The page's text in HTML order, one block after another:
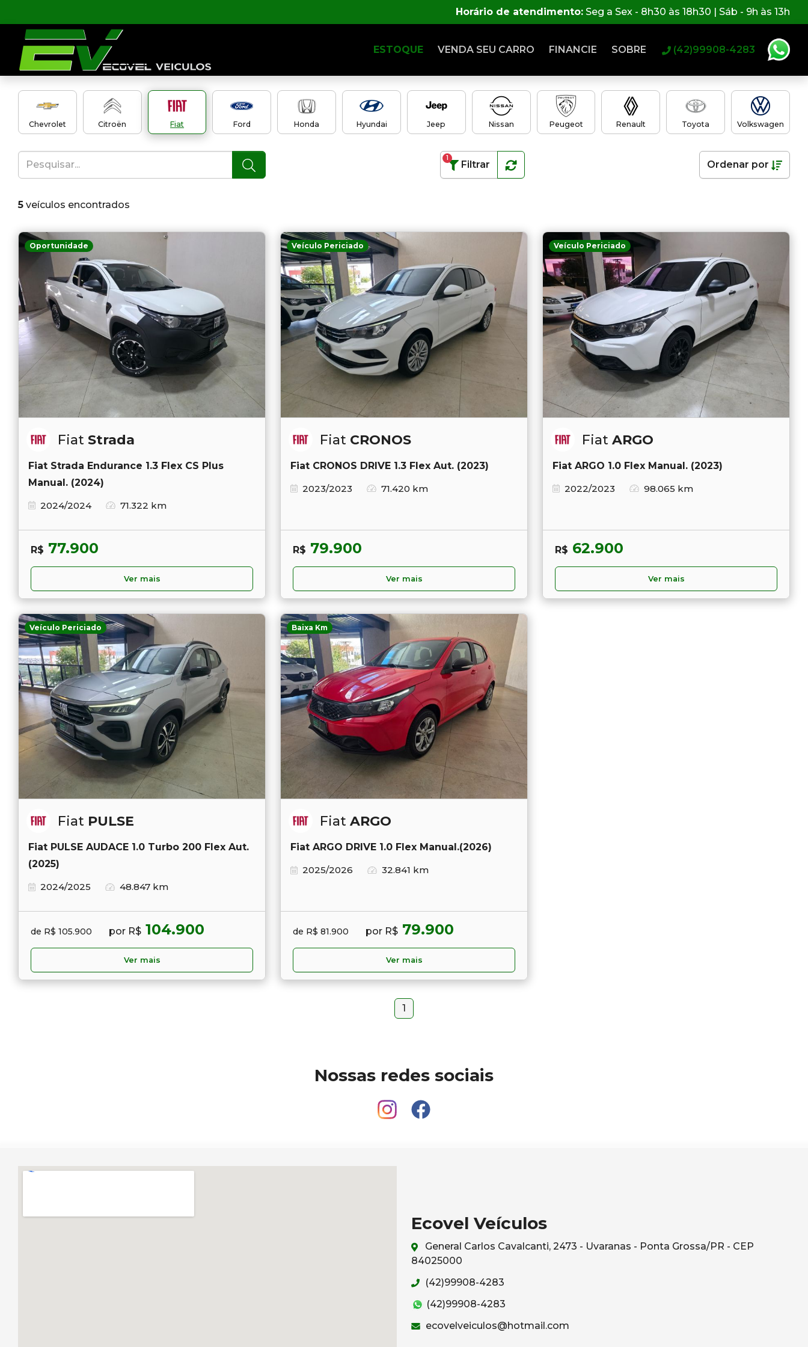
Horário de atendimento: Seg a Sex - 8h30 às 18h30 | Sáb - 9h às 13h
ESTOQUE VENDA SEU CARRO FINANCIE SOBRE (42)99908-4283
Chevrolet Citroën Fiat Ford Honda Hyundai Jeep Nissan Peugeot Renault Toyota Volkswagen
Filtrar
1
Ordenar por
5 veículos encontrados
Oportunidade
Fiat Strada
Fiat Strada Endurance 1.3 Flex CS Plus
Manual. (2024)
2024/2024
71.322 km
R$ 77.900
Ver mais
Veículo Periciado
Fiat CRONOS
Fiat CRONOS DRIVE 1.3 Flex Aut. (2023)
2023/2023
71.420 km
R$ 79.900
Ver mais
Veículo Periciado
Fiat ARGO
Fiat ARGO 1.0 Flex Manual. (2023)
2022/2023
98.065 km
R$ 62.900
Ver mais
Veículo Periciado
Fiat PULSE
Fiat PULSE AUDACE 1.0 Turbo 200 Flex Aut.
(2025)
2024/2025
48.847 km
de R$ 105.900 por R$ 104.900
Ver mais
Baixa Km
Fiat ARGO
Fiat ARGO DRIVE 1.0 Flex Manual.(2026)
2025/2026
32.841 km
de R$ 81.900 por R$ 79.900
Ver mais
1
Nossas redes sociais
Ecovel Veículos
General Carlos Cavalcanti, 2473 - Uvaranas - Ponta Grossa/PR - CEP
84025000
(42)99908-4283
(42)99908-4283
ecovelveiculos@hotmail.com